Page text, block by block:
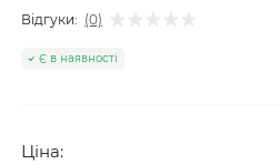
Відгуки: (0)
Є в наявності
Ціна: